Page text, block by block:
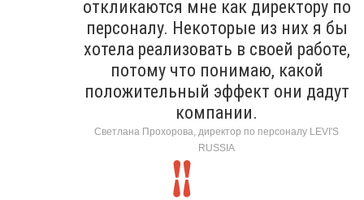
откликаются мне как директору по
персоналу. Некоторые из них я бы
хотела реализовать в своей работе,
потому что понимаю, какой
положительный эффект они дадут
компании.
Светлана Прохорова, директор по персоналу LEVI'S
RUSSIA